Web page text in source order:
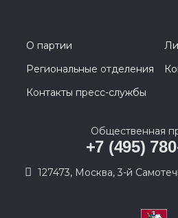
О партии
Региональные отделения
Контакты пресс-службы
Общественная
+7 (495)
127473, Москва, 3-й